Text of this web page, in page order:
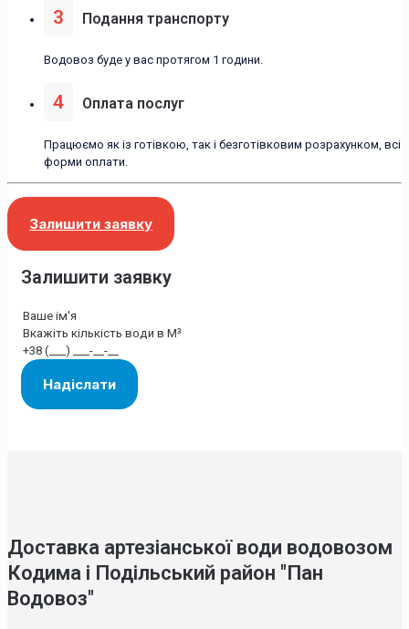
3 Подання транспорту
Водовоз буде у вас протягом 1 години.
4 Оплата послуг
Працюємо як із готівкою, так і безготівковим розрахунком, всі
форми оплати.
Залишити заявку
Залишити заявку
Доставка артезіанської води водовозом
Кодима і Подільський район "Пан
Водовоз"